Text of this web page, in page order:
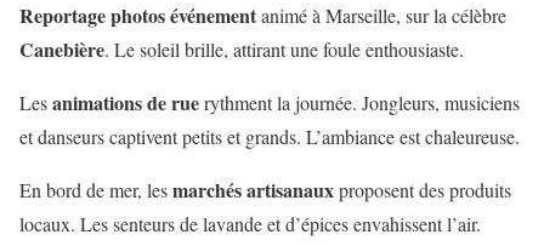
Reportage photos événementanimé à Marseille, sur la célèbre
Canebière. Le soleil brille, attirant une foule enthousiaste.
Lesanimations de ruerythment la journée. Jongleurs, musiciens
et danseurs captivent petits et grands. L’ambiance est chaleureuse.
En bord de mer, lesmarchés artisanauxproposent des produits
locaux. Les senteurs de lavande et d’épices envahissent l’air.